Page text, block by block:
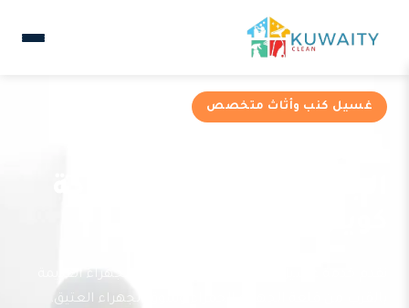
غسيل كنب وأثاث متخصص
نقدم خدمة غسيل كنب متخصصة لسكان الجهراء القديمة
بالقرب من قلعة الجهراء الحمراء وسوق الجهراء العتيق.